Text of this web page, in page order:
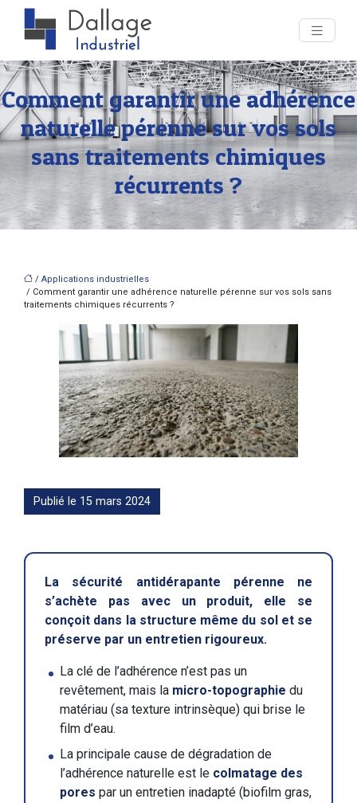
Comment garantir une adhérence
naturelle pérenne sur vos sols
sans traitements chimiques
récurrents ?
/ Applications industrielles
/ Comment garantir une adhérence naturelle pérenne sur vos sols sans
traitements chimiques récurrents ?
Publié le 15 mars 2024
La sécurité antidérapante pérenne ne
s’achète pas avec un produit, elle se
conçoit dans la structure même du sol et se
préserve par un entretien rigoureux.
La clé de l’adhérence n’est pas un
revêtement, mais la micro-topographie du
matériau (sa texture intrinsèque) qui brise le
film d’eau.
La principale cause de dégradation de
l’adhérence naturelle est le colmatage des
pores par un entretien inadapté (biofilm gras,